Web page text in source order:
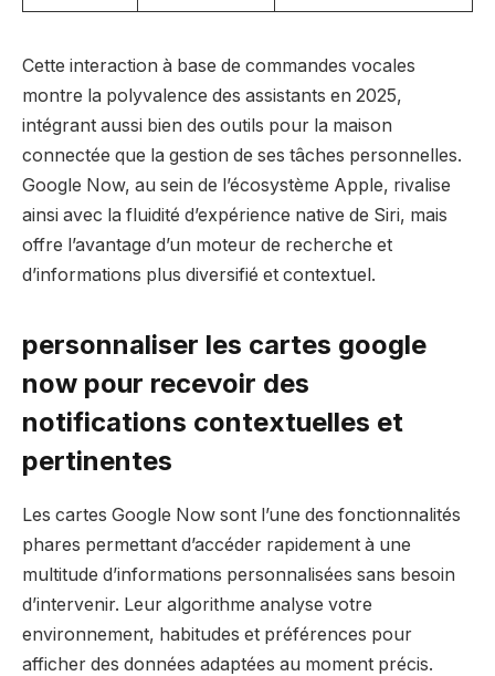
Cette interaction à base de commandes vocales
montre la polyvalence des assistants en 2025,
intégrant aussi bien des outils pour la maison
connectée que la gestion de ses tâches personnelles.
Google Now, au sein de l’écosystème Apple, rivalise
ainsi avec la fluidité d’expérience native de Siri, mais
offre l’avantage d’un moteur de recherche et
d’informations plus diversifié et contextuel.
personnaliser les cartes google
now pour recevoir des
notifications contextuelles et
pertinentes
Les cartes Google Now sont l’une des fonctionnalités
phares permettant d’accéder rapidement à une
multitude d’informations personnalisées sans besoin
d’intervenir. Leur algorithme analyse votre
environnement, habitudes et préférences pour
afficher des données adaptées au moment précis.